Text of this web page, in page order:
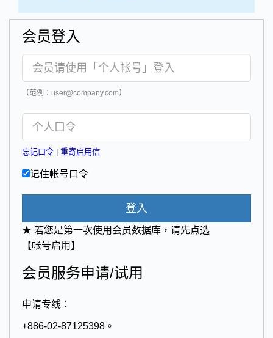
会员登入
【范例：user@company.com】
忘记口令 重寄启用信
记住帐号口令
登入
★ 若您是第一次使用会员数据库，请先点选
【帐号启用】
会员服务申请/试用
申请专线：
+886-02-87125398。